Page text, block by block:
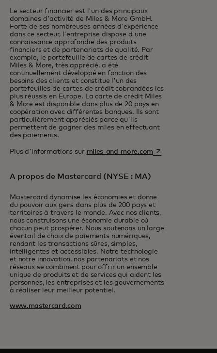
Le secteur financier est l'un des principaux
domaines d'activité de Miles & More GmbH.
Forte de ses nombreuses années d'expérience
dans ce secteur, l'entreprise dispose d'une
connaissance approfondie des produits
financiers et de partenariats de qualité. Par
exemple, le portefeuille de cartes de crédit
Miles & More, très apprécié, a été
continuellement développé en fonction des
besoins des clients et constitue l'un des
portefeuilles de cartes de crédit cobrandées les
plus réussis en Europe. La carte de crédit Miles
& More est disponible dans plus de 20 pays en
coopération avec différentes banques. Ils sont
particulièrement appréciés parce qu'ils
permettent de gagner des miles en effectuant
des paiements.
Plus d'informations sur miles-and-more.coms’ouvre dans un
A propos de Mastercard (NYSE : MA)
Mastercard dynamise les économies et donne
du pouvoir aux gens dans plus de 200 pays et
territoires à travers le monde. Avec nos clients,
nous construisons une économie durable où
chacun peut prospérer. Nous soutenons un large
éventail de choix de paiements numériques,
rendant les transactions sûres, simples,
intelligentes et accessibles. Notre technologie
et notre innovation, nos partenariats et nos
réseaux se combinent pour offrir un ensemble
unique de produits et de services qui aident les
personnes, les entreprises et les gouvernements
à réaliser leur meilleur potentiel.
www.mastercard.com